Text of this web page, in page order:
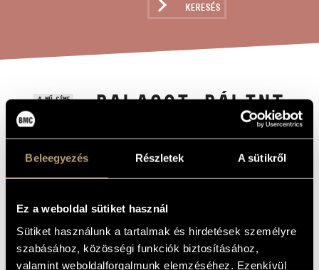
Beleegyezés Részletek A sütikről
Ez a weboldal sütiket használ
Sütiket használunk a tartalmak és hirdetések személyre
szabásához, közösségi funkciók biztosításához,
valamint weboldalforgalmunk elemzéséhez. Ezenkívül
KERESÉS
A MŰ CÍME
BALASSI BÁLINT
KANTÁTA
NAGYZENEKARRA
ÉS SZOPRÁN
SZÓLÓRA
ZENESZERZŐ Tallér Zsófia